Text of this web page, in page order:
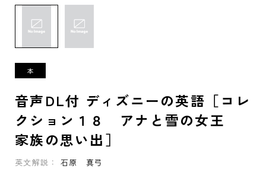
音声DL付 ディズニーの英語［コレ
クション１８ アナと雪の女王
家族の思い出］
英文解説： 石原 真弓